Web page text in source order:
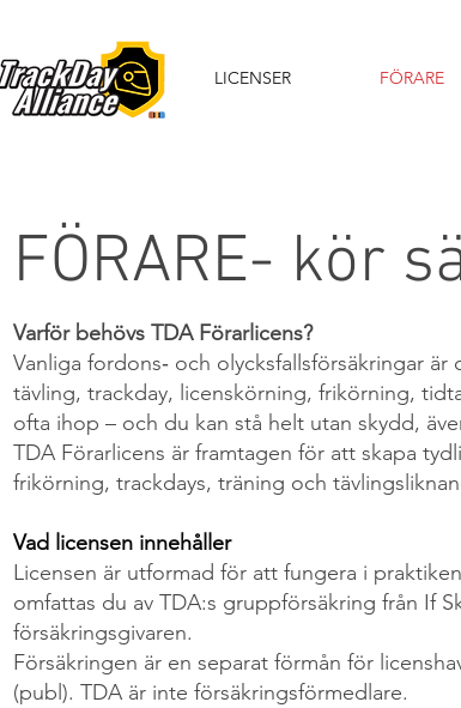
LICENSER FÖRARE
FÖRARE- kör
Varför behövs TDA Förarlicens?
Vanliga fordons‑ och olycksfallsförsäkringar
tävling, trackday, licenskörning, frikörning,
ofta ihop – och du kan stå helt utan skydd,
TDA Förarlicens är framtagen för att skapa
frikörning, trackdays, träning och
Vad licensen innehåller
Licensen är utformad för att fungera i
omfattas du av TDA:s gruppförsäkring från If
försäkringsgivaren.
Försäkringen är en separat förmån för
(publ). TDA är inte försäkringsförmedlare.